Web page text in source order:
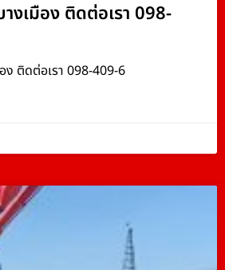
งเมือง ติดต่อเรา 098-
ง ติดต่อเรา 098-409-6